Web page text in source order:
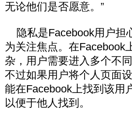
无论他们是否愿意。”
隐私是Facebook用户担
为关注焦点。在Facebook
杂，用户需要进入多个不
不过如果用户将个人页面
能在Facebook上找到该用
以便于他人找到。